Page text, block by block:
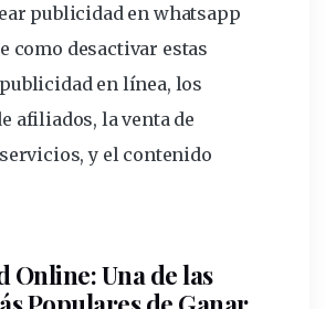
publicidad en whatsapp
como desactivar estas
en línea, los
afiliados, la venta de
y el contenido
Online: Una de las